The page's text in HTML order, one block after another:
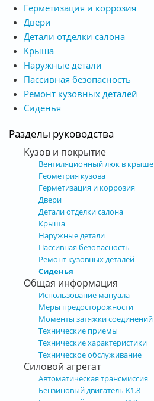
Герметизация и коррозия
Двери
Детали отделки салона
Крыша
Наружные детали
Пассивная безопасность
Ремонт кузовных деталей
Сиденья
Разделы руководства
Кузов и покрытие
Вентиляционный люк в крыше
Геометрия кузова
Герметизация и коррозия
Двери
Детали отделки салона
Крыша
Наружные детали
Пассивная безопасность
Ремонт кузовных деталей
Сиденья
Общая информация
Использование мануала
Меры предосторожности
Моменты затяжки соединений
Технические приемы
Технические характеристики
Техническое обслуживание
Силовой агрегат
Автоматическая трансмиссия
Бензиновый двигатель K1.8